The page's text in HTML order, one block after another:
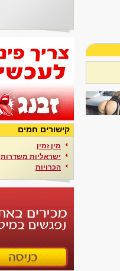
קישורים חמים
מין זמין
ישראליות משדרות
הכרויות